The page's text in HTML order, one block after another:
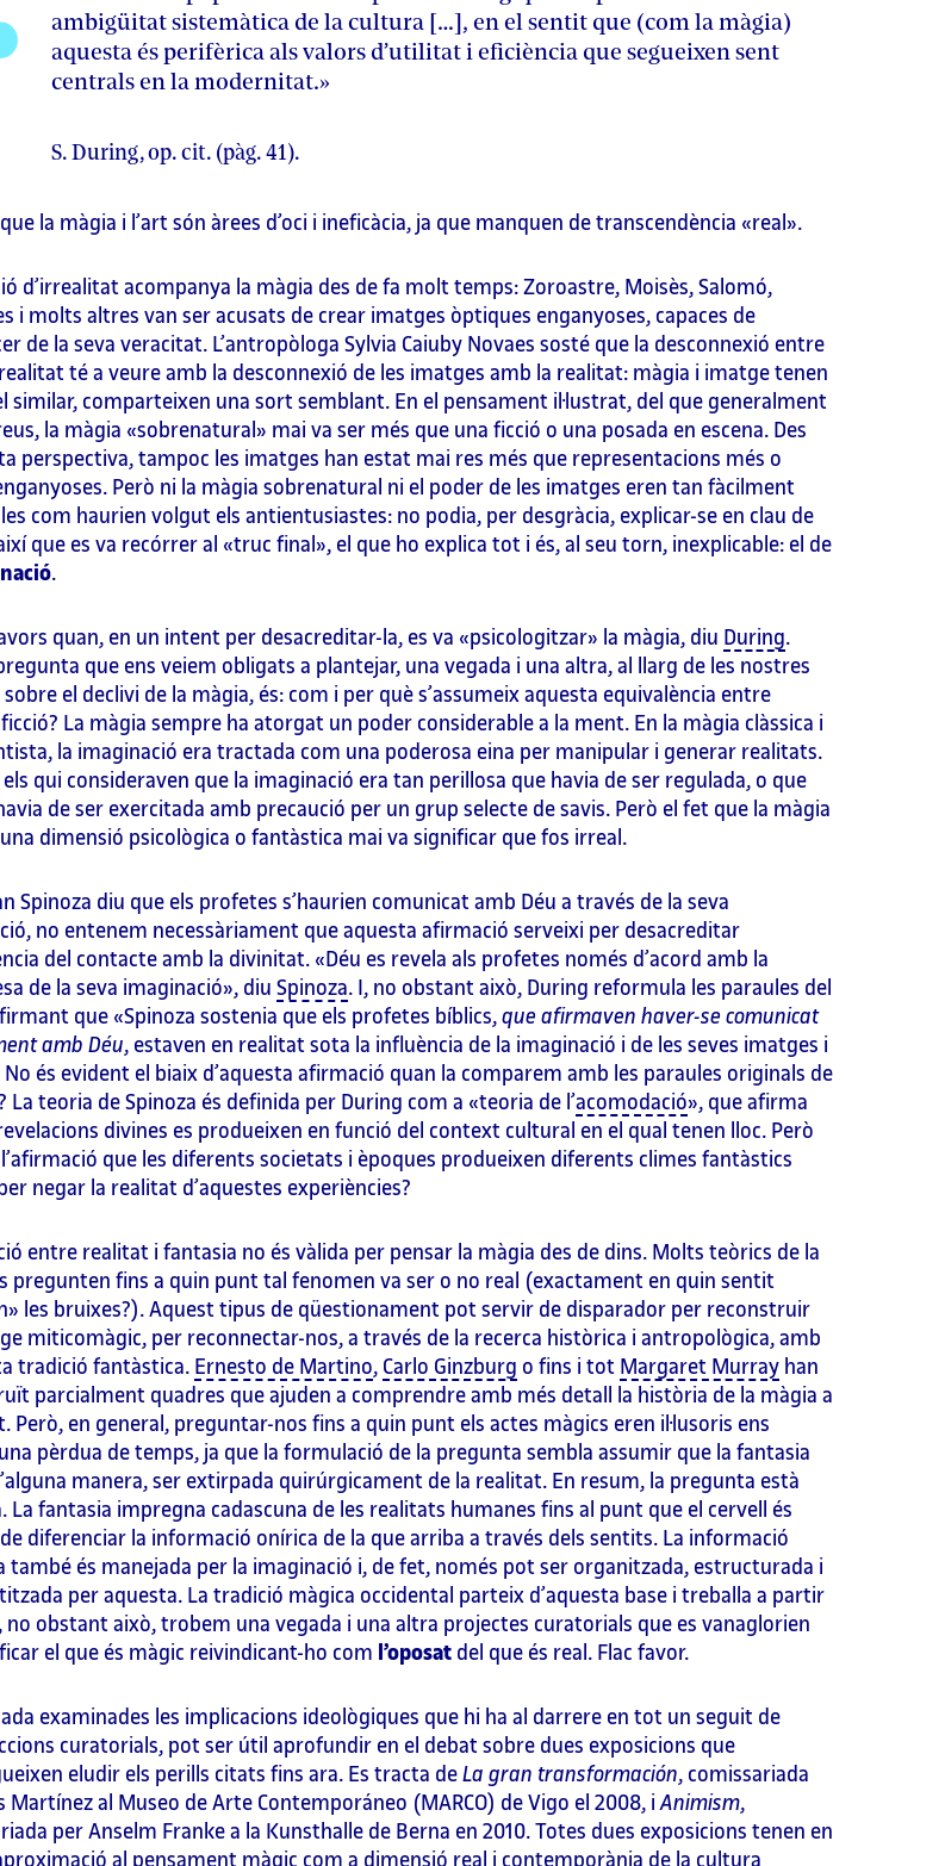
ambigüitat sistemàtica de la cultura […], en el sentit que (com la màgia)
aquesta és perifèrica als valors d’utilitat i eficiència que segueixen sent
centrals en la modernitat.»
S. During, op. cit. (pàg. 41).
que la màgia i l’art són àrees d’oci i ineficàcia, ja que manquen de transcendència «real».
d’irrealitat acompanya la màgia des de fa molt temps: Zoroastre, Moisès, Salomó,
i molts altres van ser acusats de crear imatges òptiques enganyoses, capaces de
de la seva veracitat. L’antropòloga Sylvia Caiuby Novaes sosté que la desconnexió entre
té a veure amb la desconnexió de les imatges amb la realitat: màgia i imatge tenen
similar, comparteixen una sort semblant. En el pensament il·lustrat, del que generalment
la màgia «sobrenatural» mai va ser més que una ficció o una posada en escena. Des
perspectiva, tampoc les imatges han estat mai res més que representacions més o
Però ni la màgia sobrenatural ni el poder de les imatges eren tan fàcilment
com haurien volgut els antientusiastes: no podia, per desgràcia, explicar-se en clau de
que es va recórrer al «truc final», el que ho explica tot i és, al seu torn, inexplicable: el de
.
quan, en un intent per desacreditar-la, es va «psicologitzar» la màgia, diu During.
que ens veiem obligats a plantejar, una vegada i una altra, al llarg de les nostres
sobre el declivi de la màgia, és: com i per què s’assumeix aquesta equivalència entre
La màgia sempre ha atorgat un poder considerable a la ment. En la màgia clàssica i
la imaginació era tractada com una poderosa eina per manipular i generar realitats.
els qui consideraven que la imaginació era tan perillosa que havia de ser regulada, o que
de ser exercitada amb precaució per un grup selecte de savis. Però el fet que la màgia
dimensió psicològica o fantàstica mai va significar que fos irreal.
Spinoza diu que els profetes s’haurien comunicat amb Déu a través de la seva
no entenem necessàriament que aquesta afirmació serveixi per desacreditar
del contacte amb la divinitat. «Déu es revela als profetes només d’acord amb la
de la seva imaginació», diu Spinoza. I, no obstant això, During reformula les paraules del
que «Spinoza sostenia que els profetes bíblics, que afirmaven haver-se comunicat
amb Déu, estaven en realitat sota la influència de la imaginació i de les seves imatges i
No és evident el biaix d’aquesta afirmació quan la comparem amb les paraules originals de
La teoria de Spinoza és definida per During com a «teoria de l’acomodació», que afirma
divines es produeixen en funció del context cultural en el qual tenen lloc. Però
que les diferents societats i èpoques produeixen diferents climes fantàstics
negar la realitat d’aquestes experiències?
entre realitat i fantasia no és vàlida per pensar la màgia des de dins. Molts teòrics de la
pregunten fins a quin punt tal fenomen va ser o no real (exactament en quin sentit
les bruixes?). Aquest tipus de qüestionament pot servir de disparador per reconstruir
miticomàgic, per reconnectar-nos, a través de la recerca històrica i antropològica, amb
tradició fantàstica. Ernesto de Martino, Carlo Ginzburg o fins i tot Margaret Murray han
parcialment quadres que ajuden a comprendre amb més detall la història de la màgia a
Però, en general, preguntar-nos fins a quin punt els actes màgics eren il·lusoris ens
pèrdua de temps, ja que la formulació de la pregunta sembla assumir que la fantasia
manera, ser extirpada quirúrgicament de la realitat. En resum, la pregunta està
La fantasia impregna cadascuna de les realitats humanes fins al punt que el cervell és
diferenciar la informació onírica de la que arriba a través dels sentits. La informació
també és manejada per la imaginació i, de fet, només pot ser organitzada, estructurada i
per aquesta. La tradició màgica occidental parteix d’aquesta base i treballa a partir
no obstant això, trobem una vegada i una altra projectes curatorials que es vanaglorien
el que és màgic reivindicant-ho com l’oposat del que és real. Flac favor.
examinades les implicacions ideològiques que hi ha al darrere en tot un seguit de
curatorials, pot ser útil aprofundir en el debat sobre dues exposicions que
eludir els perills citats fins ara. Es tracta deLa gran transformación, comissariada
Martínez al Museo de Arte Contemporáneo (MARCO) de Vigo el 2008, iAnimism,
per Anselm Franke a la Kunsthalle de Berna en 2010. Totes dues exposicions tenen en
al pensament màgic com a dimensió real i contemporània de la cultura